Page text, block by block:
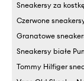
Sneakersy za
Czerwone
Granatowe
Sneakersy białe
Tommy Hilfiger